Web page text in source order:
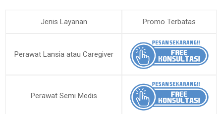
Jenis Layanan Promo Terbatas
Perawat Lansia atau Caregiver
Perawat Semi Medis